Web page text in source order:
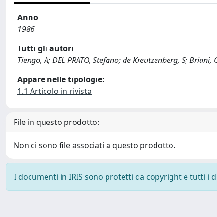
Anno
1986
Tutti gli autori
Tiengo, A; DEL PRATO, Stefano; de Kreutzenberg, S; Briani,
Appare nelle tipologie:
1.1 Articolo in rivista
File in questo prodotto:
Non ci sono file associati a questo prodotto.
I documenti in IRIS sono protetti da copyright e tutti i